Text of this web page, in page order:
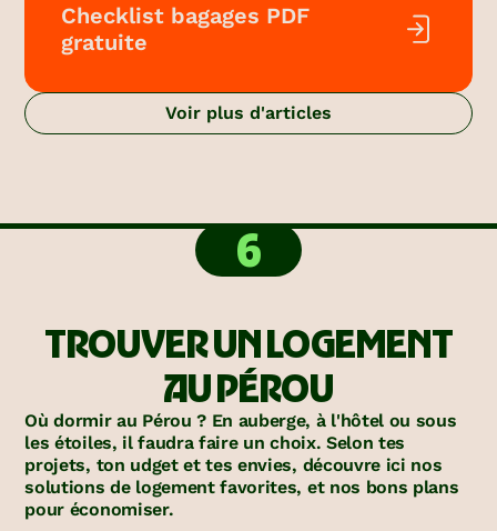
Checklist bagages PDF
gratuite
Voir plus d'articles
6
TROUVER UN LOGEMENT
AU PÉROU
Où dormir au Pérou ? En auberge, à l'hôtel ou sous
les étoiles, il faudra faire un choix. Selon tes
projets, ton udget et tes envies, découvre ici nos
solutions de logement favorites, et nos bons plans
pour économiser.